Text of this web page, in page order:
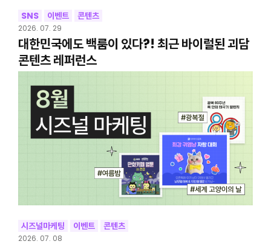
SNS 이벤트 콘텐츠
2026. 07. 29
대한민국에도 백룸이 있다?! 최근 바이럴된 괴담
콘텐츠 레퍼런스
시즈널마케팅 이벤트 콘텐츠
2026. 07. 08